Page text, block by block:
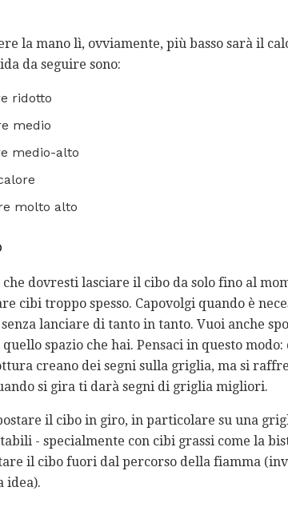
la mano lì, ovviamente, più basso sarà il
da seguire sono:
ridotto
medio
medio-alto
molto alto
dovresti lasciare il cibo da solo fino al
cibi troppo spesso. Capovolgi quando è
lanciare di tanto in tanto. Vuoi anche
spazio che hai. Pensaci in questo
creano dei segni sulla griglia, ma si
si gira ti darà segni di griglia migliori.
il cibo in giro, in particolare su una
- specialmente con cibi grassi come la
il cibo fuori dal percorso della fiamma
idea).